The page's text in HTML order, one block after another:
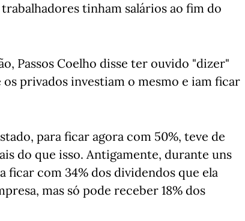
tinham salários ao fim do
Passos Coelho disse ter ouvido "dizer"
privados investiam o mesmo e iam ficar
para ficar agora com 50%, teve de
do que isso. Antigamente, durante uns
ficar com 34% dos dividendos que ela
mas só pode receber 18% dos